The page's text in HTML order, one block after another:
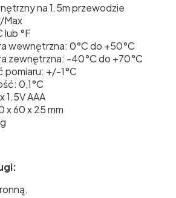
na 1.5m przewodzie
Max
lub °F
wewnętrzna: 0°C do +50°C
zewnętrzna: -40°C do +70°C
pomiaru: +/-1°C
0,1°C
1.5V AAA
x 60 x 25 mm